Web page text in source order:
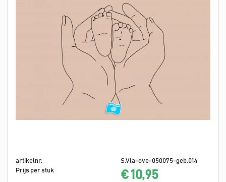
artikelnr:
S.Vla-ove-050075-geb.014
Prijs per stuk
€ 10,95